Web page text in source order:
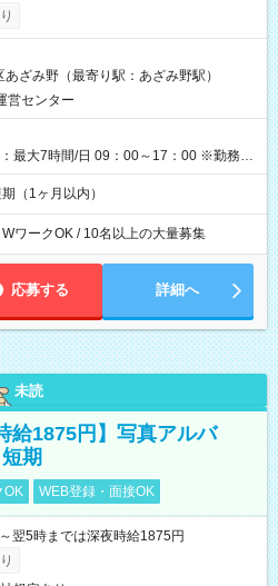
あり 【即給（前払い）オプションあ
、勤務から1週間ほどで給与の一部を受け
8:30～17:30（休憩1時間） 時給1,300円
＋交通費 ※当日の役割により時給＋100
験 7:00～13:30（休憩なし） 時給1,300
時間＝日収8,400円＋交通費 【試用期
ざみ野（最寄り駅：あざみ野駅）
営センター
最大7時間/日 09：00～17：00 ※勤務時
ります。
（1ヶ月以内）
ワークOK / 10名以上の大量募集
応募する 詳細へ
未読
給1875円】写真アルバ
期
OK WEB登録・面接OK
翌5時までは深夜時給1875円